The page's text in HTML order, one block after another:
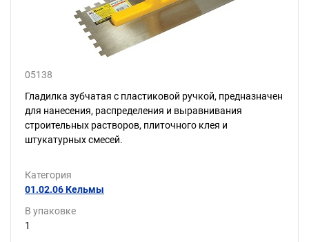
05138
Гладилка зубчатая с пластиковой ручкой, предназначен
для нанесения, распределения и выравнивания
строительных растворов, плиточного клея и
штукатурных смесей.
Категория
01.02.06 Кельмы
В упаковке
1